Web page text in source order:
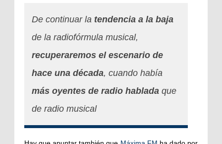
De continuar la tendencia a la baja
de la radiofórmula musical,
recuperaremos el escenario de
hace una década, cuando había
más oyentes de radio hablada que
de radio musical